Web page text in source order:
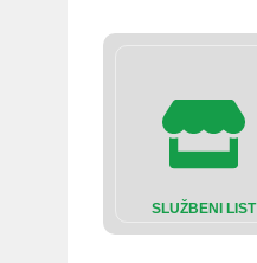
SLUŽBENI LIST